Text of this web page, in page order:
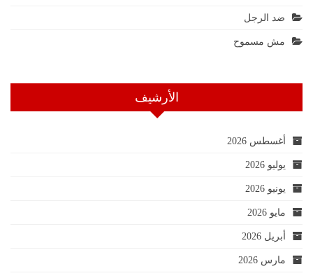
ضد الرجل
مش مسموح
الأرشيف
أغسطس 2026
يوليو 2026
يونيو 2026
مايو 2026
أبريل 2026
مارس 2026